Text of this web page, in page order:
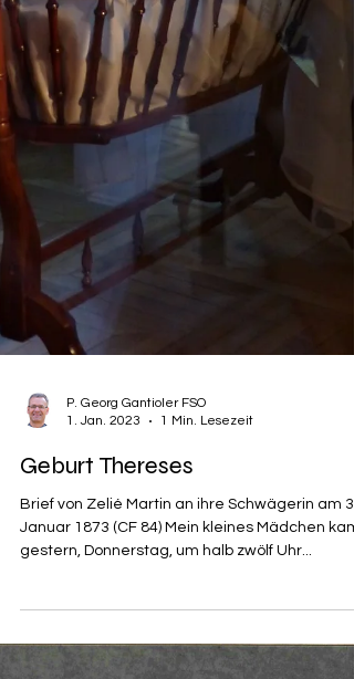
1. Jan. 2023
1 Min. Lesezeit
Geburt Thereses